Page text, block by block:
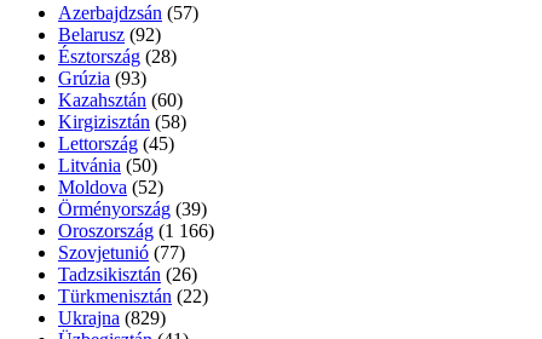
Azerbajdzsán (57)
Belarusz (92)
Észtország (28)
Grúzia (93)
Kazahsztán (60)
Kirgizisztán (58)
Lettország (45)
Litvánia (50)
Moldova (52)
Örményország (39)
Oroszország (1 166)
Szovjetunió (77)
Tadzsikisztán (26)
Türkmenisztán (22)
Ukrajna (829)